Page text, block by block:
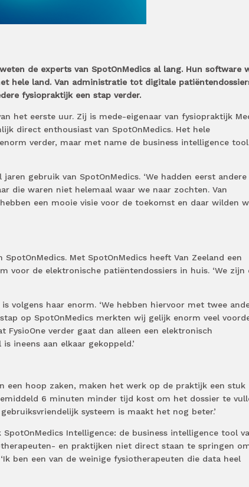
de experts van SpotOnMedics al lang. Hun software
hele land. Van administratie tot digitale
fysiopraktijk een stap verder.
het eerste uur. Zij is mede-eigenaar van fysiopraktijk
direct enthousiast van SpotOnMedics. Het hele
verder, maar met name de business intelligence tool
gebruik van SpotOnMedics. ‘We hadden eerst andere
die waren niet helemaal waar we naar zochten. Van
een mooie visie voor de toekomst en daar wilden
Met SpotOnMedics heeft Van Zeeland een
voor de elektronische patiëntendossiers in huis. ‘We zijn
volgens haar enorm. ‘We hebben hiervoor met twee
op SpotOnMedics merkten wij gelijk enorm veel
FysioOne verder gaat dan alleen een elektronisch
ineens aan elkaar gekoppeld.’
een hoop zaken, maken het werk op de praktijk een stuk
6 minuten minder tijd kost om het dossier te
systeem is maakt het nog beter.’
Intelligence: de business intelligence tool
en praktijken niet direct staan te springen
ben een van de weinige fysiotherapeuten die data heel